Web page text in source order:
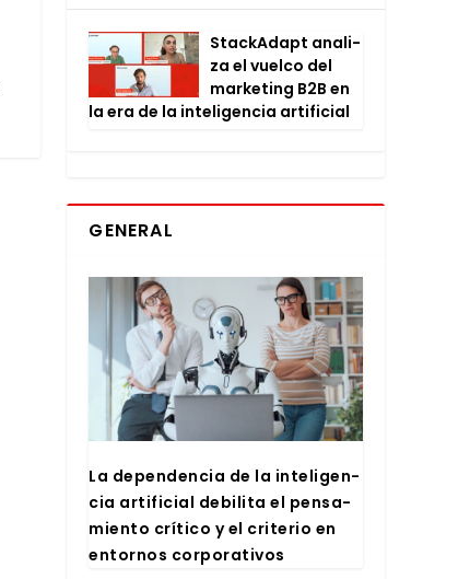
Stac­kA­dapt ana­li­
za el vuel­co del
mar­ke­ting B2B en
la era de la inte­li­gen­cia arti­fi­cial
GENERAL
La depen­den­cia de la inte­li­gen­
cia arti­fi­cial debi­li­ta el pen­sa­
mien­to crí­ti­co y el cri­te­rio en
entor­nos cor­po­ra­ti­vos